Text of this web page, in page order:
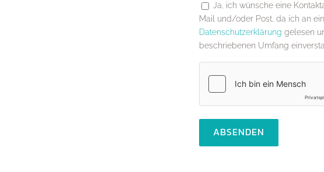
Ja, ich wünsche eine
Mail und/oder Post, da ich an
Datenschutzerklärung gelesen
beschriebenen Umfang